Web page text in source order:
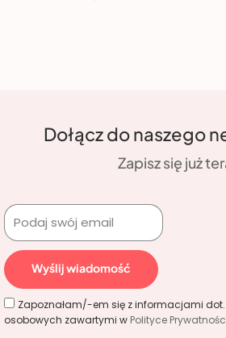
Dołącz do naszego
Zapisz się już
Zapoznałam/-em się z informacjami
osobowych zawartymi w Polityce
Wyślij wiadomość